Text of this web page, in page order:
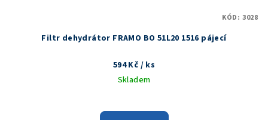
Filtr dehydrátor FRAMO BO 51L20 1516 pájecí
594 Kč / ks
Skladem
KÓD: 3028